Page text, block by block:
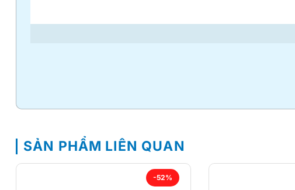
SẢN PHẨM LIÊN QUAN
-52%